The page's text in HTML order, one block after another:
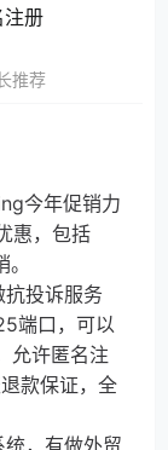
册
推荐
今年促销力
惠，包括
投诉服务
端口，可以
允许匿名注
款保证，全
，有做外贸